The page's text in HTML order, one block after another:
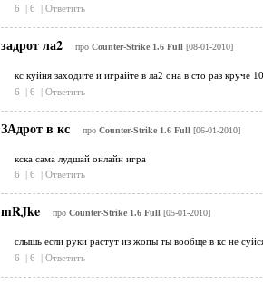
6
| 6 | Ответить
задрот ла2 про Counter-Strike 1.6 Full [08-01-2010]
кс куйня заходите и играйте в ла2 она в сто раз круче
6
| 6 | Ответить
ЗАдрот в кс про Counter-Strike 1.6 Full [06-01-2010]
кска сама лудшай онлайн игра
6
| 6 | Ответить
mRJke про Counter-Strike 1.6 Full [05-01-2010]
слышь если руки растут из жопы ты вообще в кс не
6
| 6 | Ответить